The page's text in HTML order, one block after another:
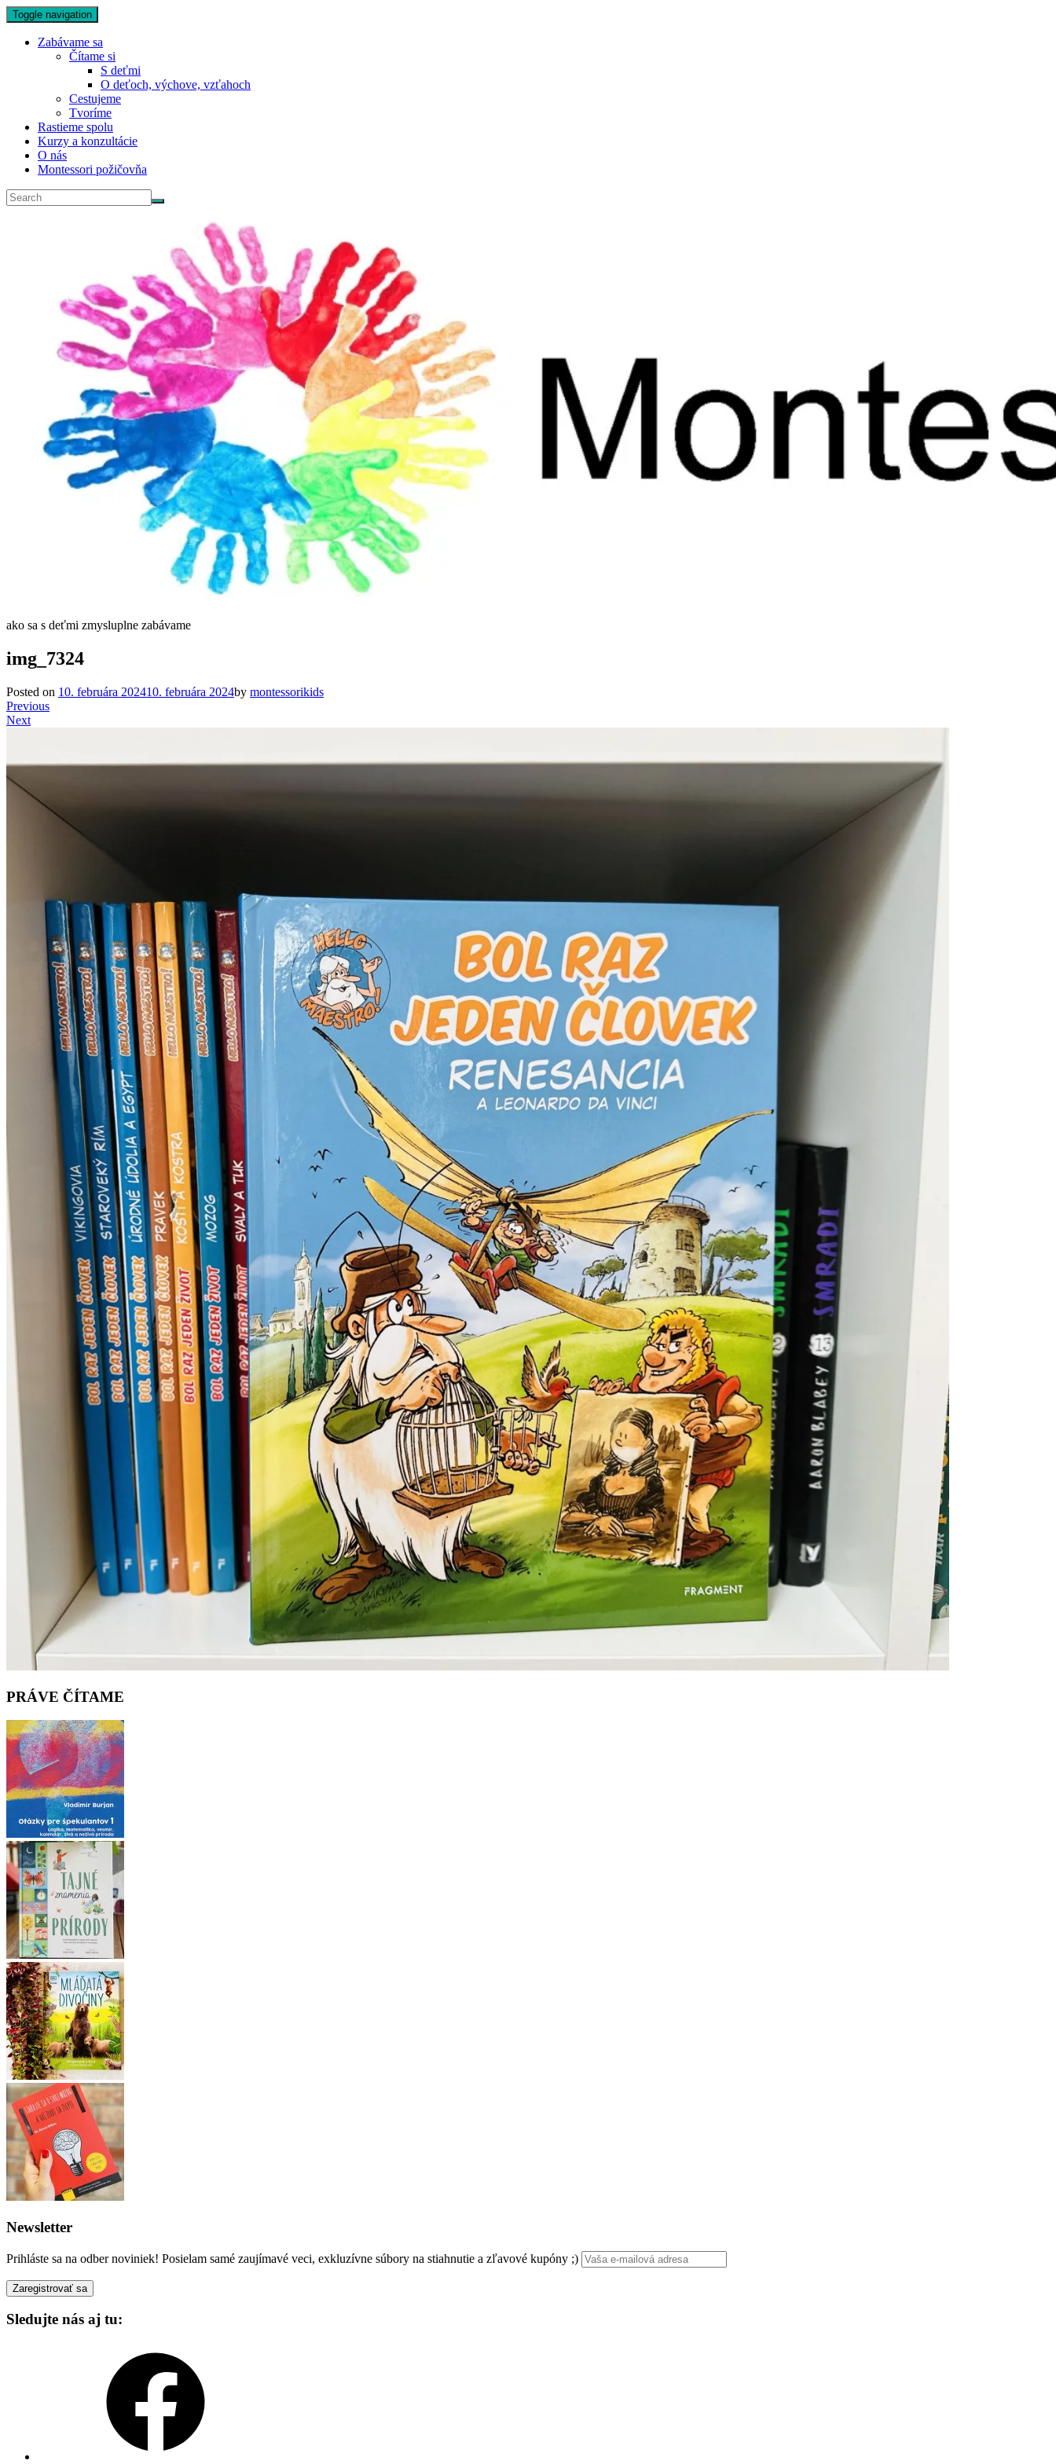
Toggle navigation
Zabávame sa
Čítame si
S deťmi
O deťoch, výchove, vzťahoch
Cestujeme
Tvoríme
Rastieme spolu
Kurzy a konzultácie
O nás
Montessori požičovňa
ako sa s deťmi zmysluplne zabávame
img_7324
Posted on 10. februára 202410. februára 2024by montessorikids
Previous
Next
PRÁVE ČÍTAME
Newsletter
Prihláste sa na odber noviniek! Posielam samé zaujímavé veci, exkluzívne súbory na stiahnutie a zľavové kupóny ;)
Sledujte nás aj tu: